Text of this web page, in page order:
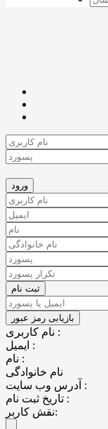
نام کاربری :
ایمیل :
نام :
نام خانوادگی
آدرس وب سایت :
تاریخ ثبت نام :
نقش کاربر: